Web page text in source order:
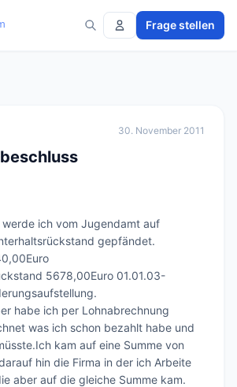
Frage stellen
30. November 2011
ich vom Jugendamt auf
gepfändet.
5678,00Euro 01.01.03-
habe ich per Lohnabrechnung
was ich schon bezahlt habe und
kam auf eine Summe von
hin die Firma in der ich Arbeite
aber auf die gleiche Summe kam.